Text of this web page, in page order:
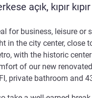
açık, kıpır
for business, leisure or
in the city center, close
with the historic
of our new
private bathroom and